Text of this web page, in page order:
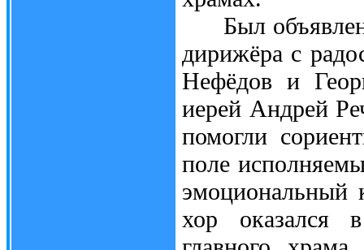
Был объявлен
дирижёра с
Нефёдов и
иерей Андрей
помогли
поле
эмоциональный
хор оказался